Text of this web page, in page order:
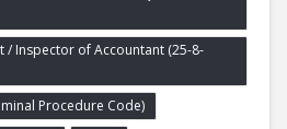
/ Inspector of Accountant (25-8-
Procedure Code)